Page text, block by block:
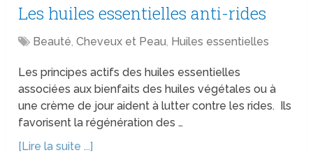
Les huiles essentielles anti-rides
Beauté,Cheveux et Peau, Huiles essentielles
Les principes actifs des huiles essentielles
associées aux bienfaits des huiles végétales ou à
une crème de jour aident à lutter contre les rides. Ils
favorisent la régénération des …
[Lire la suite ...]